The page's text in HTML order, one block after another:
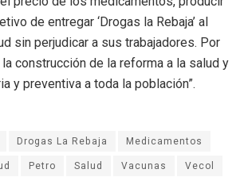
de entregar ‘Drogas la Rebaja’ al
sin perjudicar a sus trabajadores. Por
construcción de la reforma a la salud y
y preventiva a toda la población”.
Drogas La Rebaja
Medicamentos
Petro Salud Vacunas Vecol